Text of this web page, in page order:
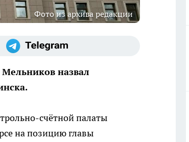
Фото из архива редакции
назвал
счётной палаты
на позицию главы